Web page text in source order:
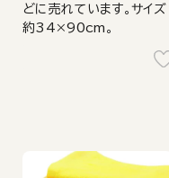
どに売れています。サイズ
約34×90cm。